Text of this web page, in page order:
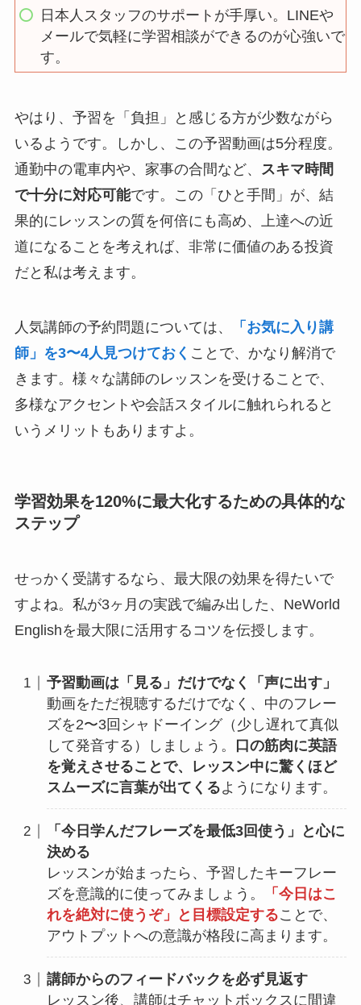
日本人スタッフのサポートが手厚い。LINEや
メールで気軽に学習相談ができるのが心強いで
す。
やはり、予習を「負担」と感じる方が少数ながら
いるようです。しかし、この予習動画は5分程度。
通勤中の電車内や、家事の合間など、
スキマ時間
で十分に対応可能です。この「ひと手間」が、結
果的にレッスンの質を何倍にも高め、上達への近
道になることを考えれば、非常に価値のある投資
だと私は考えます。
人気講師の予約問題については、
「お気に入り講
師」を3〜4人見つけておく ことで、かなり解消で
きます。様々な講師のレッスンを受けることで、
多様なアクセントや会話スタイルに触れられると
いうメリットもありますよ。
学習効果を120%に最大化するための具体的な
ステップ
せっかく受講するなら、最大限の効果を得たいで
すよね。私が3ヶ月の実践で編み出した、NeWorld
Englishを最大限に活用するコツを伝授します。
予習動画は「見る」だけでなく「声に出す」
動画をただ視聴するだけでなく、中のフレー
ズを2〜3回シャドーイング（少し遅れて真似
して発音する）しましょう。 口の筋肉に英語
を覚えさせることで、レッスン中に驚くほど
スムーズに言葉が出てくるようになります。
「今日学んだフレーズを最低3回使う」と心に
決める
レッスンが始まったら、予習したキーフレー
ズを意識的に使ってみましょう。
「今日はこ
れを絶対に使うぞ」と目標設定することで、
アウトプットへの意識が格段に高まります。
講師からのフィードバックを必ず見返す
レッスン後、講師はチャットボックスに間違